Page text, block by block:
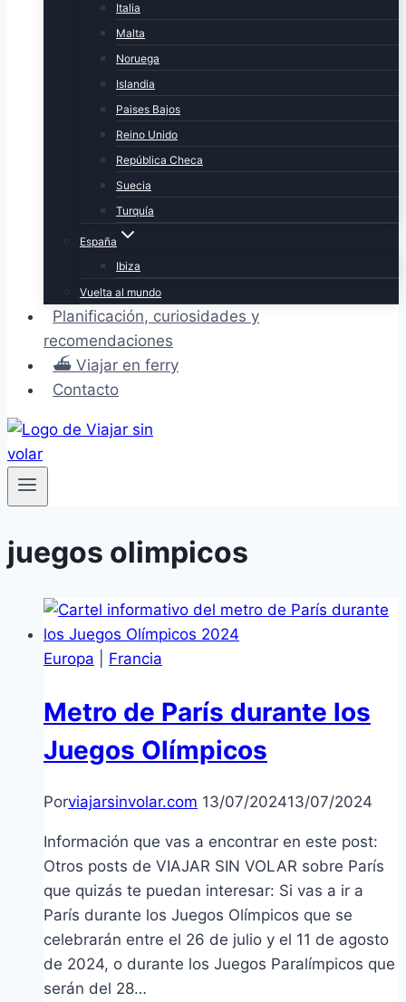
Italia
Malta
Noruega
Islandia
Paises Bajos
Reino Unido
República Checa
Suecia
Turquía
España
Ibiza
Vuelta al mundo
Planificación, curiosidades y
recomendaciones
⛴️ Viajar en ferry
Contacto
juegos olimpicos
Europa Francia
Metro de París durante los
Juegos Olímpicos
Porviajarsinvolar.com 13/07/202413/07/2024
Información que vas a encontrar en este post:
Otros posts de VIAJAR SIN VOLAR sobre París
que quizás te puedan interesar: Si vas a ir a
París durante los Juegos Olímpicos que se
celebrarán entre el 26 de julio y el 11 de agosto
de 2024, o durante los Juegos Paralímpicos que
serán del 28…